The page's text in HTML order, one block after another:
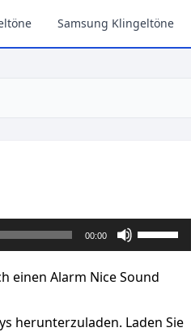
Samsung Klingeltöne
00:00
um
Lautstärke
einen Alarm Nice Sound
herunterzuladen. Laden Sie